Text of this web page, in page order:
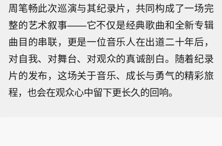
周笔畅此次巡演与其纪录片，共同构成了一场完
整的艺术叙事——它不仅是经典歌曲和全新专辑
曲目的串联，更是一位音乐人在出道二十年后，
对自我、对舞台、对观众的真诚剖白。随着纪录
片的发布，这场关于音乐、成长与勇气的精彩旅
程，也会在观众心中留下更长久的回响。